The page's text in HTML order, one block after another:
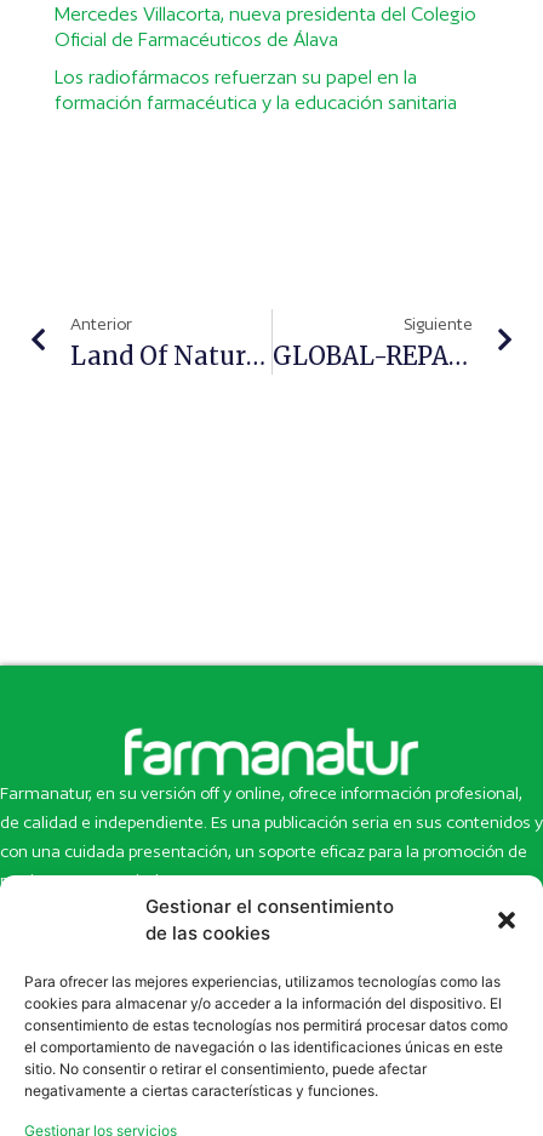
Gestionar el consentimiento
de las cookies
Para ofrecer las mejores experiencias, utilizamos tecnologías como las
cookies para almacenar y/o acceder a la información del dispositivo. El
consentimiento de estas tecnologías nos permitirá procesar datos como
el comportamiento de navegación o las identificaciones únicas en este
sitio. No consentir o retirar el consentimiento, puede afectar
negativamente a ciertas características y funciones.
Gestionar los servicios
Mercedes Villacorta, nueva presidenta del Colegio
Oficial de Farmacéuticos de Álava
Los radiofármacos refuerzan su papel en la
formación farmacéutica y la educación sanitaria
Anterior
Land Of Nature Presenta Nuevos Dispensadores De Pared Para Su Jabón Líquido Natural Y Artesano
Siguiente
GLOBAL-REPAIR, Crema Nutrirrejuvenecedora Multirrevitalizante
Farmanatur, en su versión off y online, ofrece información profesional,
de calidad e independiente. Es una publicación seria en sus contenidos y
con una cuidada presentación, un soporte eficaz para la promoción de
productos y novedades.
Inicio
Newsletter
Eco Multimedia
Contacto
Artículos
Escaparate
Enlaces de interés
SUSCRÍBETE A NUESTRO NEWSLETTER